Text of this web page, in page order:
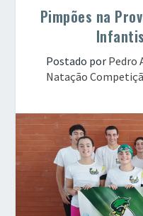
Pimpões na
Postado por Pedro
Natação